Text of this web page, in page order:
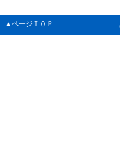
▲ページＴＯＰ